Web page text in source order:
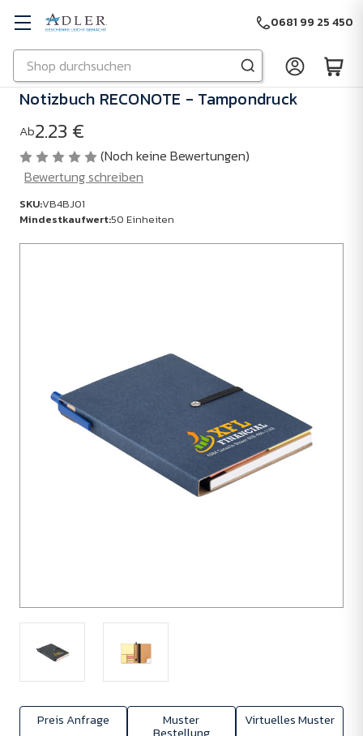
Zu Hauptinhalt springen
Suchen
0681 99 25 450
Preis Anfrage Muster Virtuelles Muster
Notizbuch RECONOTE - Tampondruck
Ab2.23 €
(Noch keine Bewertungen)
Bewertung schreiben
SKU:VB4BJ01
Mindestkaufwert:50 Einheiten